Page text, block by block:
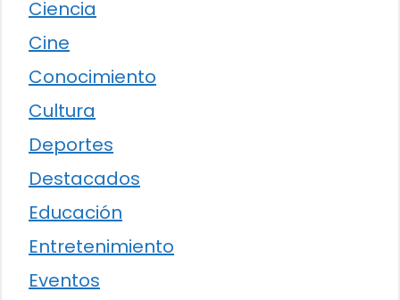
Ciencia
Cine
Conocimiento
Cultura
Deportes
Destacados
Educación
Entretenimiento
Eventos